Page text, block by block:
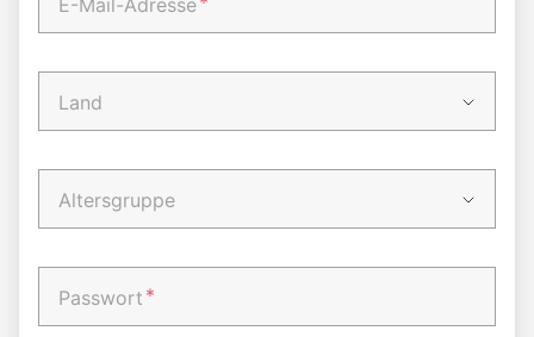
E-Mail-Adresse
Land
Altersgruppe
Passwort *